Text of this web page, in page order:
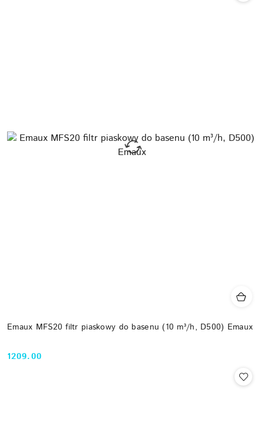
Emaux MFS20 filtr piaskowy do basenu (10 m³/h, D500) Emaux
Cena:
1209.00